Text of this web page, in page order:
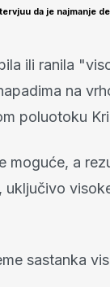
da je najmanje
ili ranila
na
poluotoku
moguće, a
uključivo
sastanka